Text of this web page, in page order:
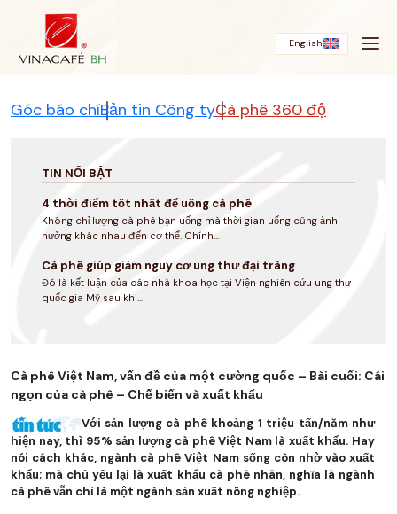
English
Góc báo chíBản tin Công tyCà phê 360 độ
TIN NỔI BẬT
4 thời điểm tốt nhất để uống cà phê
Không chỉ lượng cà phê bạn uống mà thời gian uống cũng ảnh
hưởng khác nhau đến cơ thể. Chính...
Cà phê giúp giảm nguy cơ ung thư đại tràng
Đó là kết luận của các nhà khoa học tại Viện nghiên cứu ung thư
quốc gia Mỹ sau khi...
Cà phê Việt Nam, vấn đề của một cường quốc – Bài cuối: Cái
ngọn của cà phê – Chế biến và xuất khẩu
Với sản lượng cà phê khoảng 1 triệu tấn/năm như
hiện nay, thì 95% sản lượng cà phê Việt Nam là xuất khẩu. Hay
nói cách khác, ngành cà phê Việt Nam sống còn nhờ vào xuất
khẩu; mà chủ yếu lại là xuất khẩu cà phê nhân, nghĩa là ngành
cà phê vẫn chỉ là một ngành sản xuất nông nghiệp.